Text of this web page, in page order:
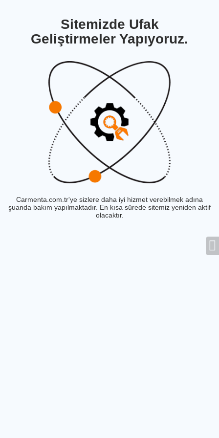
Sitemizde Ufak
Geliştirmeler Yapıyoruz.
Carmenta.com.tr'ye sizlere daha iyi hizmet verebilmek adına
şuanda bakım yapılmaktadır. En kısa sürede sitemiz yeniden aktif
olacaktır.